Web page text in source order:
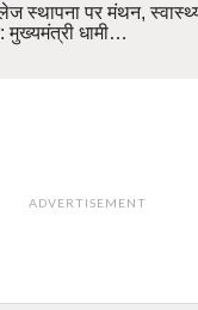
स्थापना पर मंथन,
धामी…
ADVERTISEMENT